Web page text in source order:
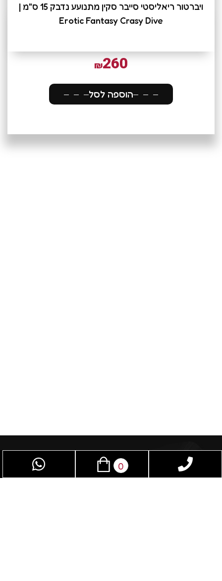
ויברטור ריאליסטי סייבר סקין מתנועע נדבק 15 ס"מ |
Erotic Fantasy Crasy Dive
₪260
הוספה לסל
0